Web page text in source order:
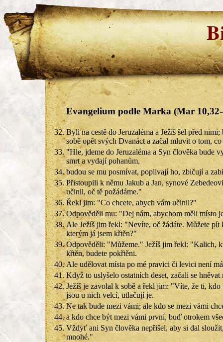
Evangelium podle Marka (Mar
32. Byli na cestě do Jeruzaléma a Ježíš šel před
sobě opět svých Dvanáct a začal mluvit o tom,
33. "Hle, jdeme do Jeruzaléma a Syn člověka bude
smrt a vydají pohanům,
34. budou se mu posmívat, poplivají ho, zbičují a
35. Přistoupili k němu Jakub a Jan, synové
učinil, oč tě požádáme."
36. Řekl jim: "Co chcete, abych vám učinil?"
37. Odpověděli mu: "Dej nám, abychom měli místo
38. Ale Ježíš jim řekl: "Nevíte, oč žádáte. Můžete
kterým já jsem křtěn?"
39. Odpověděli: "Můžeme." Ježíš jim řekl: "Kalich,
křtěn, budete pokřtěni.
40. Ale udělovat místa po mé pravici či levici není
41. Když to uslyšelo ostatních deset, začali se hněvat
42. Ježíš je zavolal k sobě a řekl jim: "Víte, že ti,
jsou u nich velcí, utlačují je.
43. Ne tak bude mezi vámi; ale kdo se mezi vámi
44. a kdo chce být mezi vámi první, buď otrokem
45. Vždyť ani Syn člověka nepřišel, aby si dal
mnohé."